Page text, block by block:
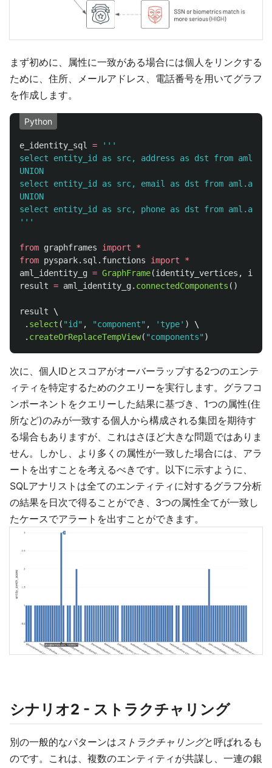
まず初めに、属性に一致がある場合には個人をリンクする
ために、住所、メールアドレス、電話番号を用いてグラフ
を作成します。
Python
e_identity_sql =
'''
select entity_id as src, address as dst from
UNION
select entity_id as src, email as dst from
UNION
'''
from graphframes import
*
from pyspark.sql.functions import
*
aml_identity_g = GraphFrame(identity_vertices ,
result = aml_identity_g. connectedComponents ()
result \
. select ( "id " , "component" , ' type' )
\
. createOrReplaceTempView( "components" )
次に、個人IDとスコアがオーバーラップする2つのエンテ
ィティを特定するためのクエリーを実行します。グラフコ
ンポーネントをクエリーした結果に基づき、1つの属性(住
所など)のみが一致する個人から構成される集団を期待す
る場合もありますが、これはさほど大きな問題ではありま
せん。しかし、より多くの属性が一致した場合には、アラ
ートを出すことを考えるべきです。以下に示すように、
SQLアナリストは全てのエンティティに対するグラフ分析
の結果を日次で得ることができ、3つの属性全てが一致し
たケースでアラートを出すことができます。
シナリオ2 - ストラクチャリング
別の一般的なパターンはストラクチャリングと呼ばれるも
のです。これは、複数のエンティティが共謀し、一連の銀